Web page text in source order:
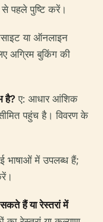
पहले पुष्टि करें।
या ऑनलाइन
अग्रिम बुकिंग की
है? ए: आधार आंशिक
पहुंच है। विवरण के
भाषाओं में उपलब्ध हैं;
हैं या रेस्तरां में